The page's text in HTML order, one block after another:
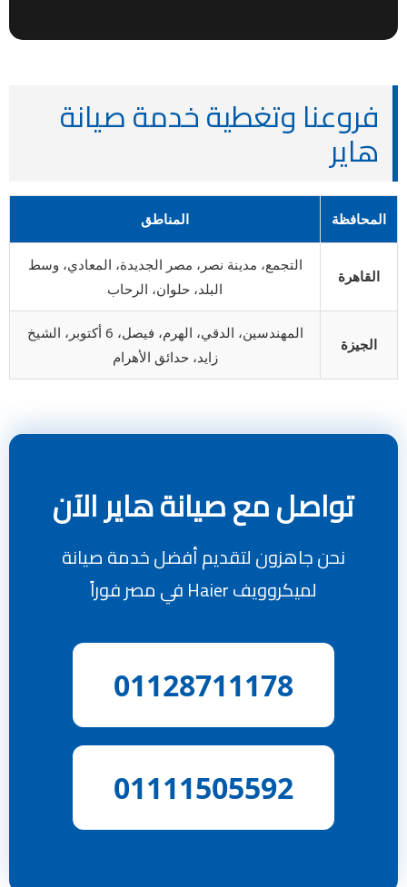
فروعنا وتغطية خدمة صيانة
هاير
المحافظة المناطق
القاهرة
التجمع، مدينة نصر، مصر الجديدة، المعادي، وسط
البلد، حلوان، الرحاب
الجيزة
المهندسين، الدقي، الهرم، فيصل، 6 أكتوبر، الشيخ
زايد، حدائق الأهرام
تواصل مع صيانة هاير الآن
نحن جاهزون لتقديم أفضل خدمة صيانة
لميكروويف Haier في مصر فوراً
01128711178
01111505592